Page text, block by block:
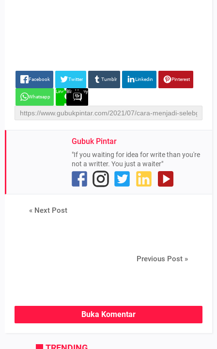
Facebook Twitter Tumblr Linkedin Pinterest
Whatsapp
Line Blackberry
Gubuk Pintar
"If you waiting for idea for write than you're
not a writter. You just a waiter"
« Next Post
Previous Post »
Buka Komentar